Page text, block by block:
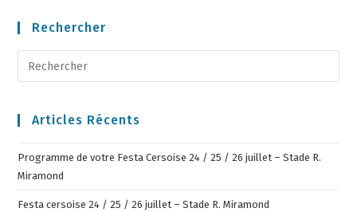
Rechercher
Articles Récents
Programme de votre Festa Cersoise 24 / 25 / 26 juillet – Stade R.
Miramond
Festa cersoise 24 / 25 / 26 juillet – Stade R. Miramond